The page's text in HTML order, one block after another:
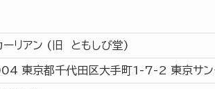
ーリアン (旧 ともしび堂)
東京都千代田区大手町1-7-2 東京サン